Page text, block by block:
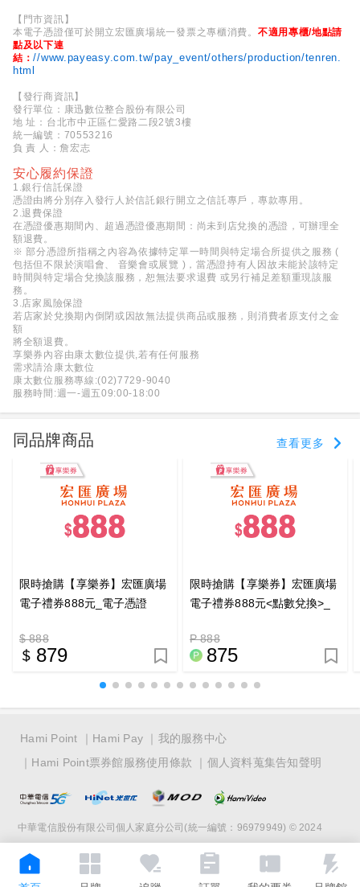
【門市資訊】
本電子憑證僅可於開立宏匯廣場統一發票之專櫃消費。 不適用專櫃/地點請
點及以下連
結：//www.payeasy.com.tw/pay_event/others/production/tenren.
html
【發行商資訊】
發行單位：康迅數位整合股份有限公司
地 址：台北市中正區仁愛路二段2號3樓
統一編號：70553216
負 責 人：詹宏志
安心履約保證
1.銀行信託保證
憑證由將分別存入發行人於信託銀行開立之信託專戶，專款專用。
2.退費保證
在憑證優惠期間內、超過憑證優惠期間：尚未到店兌換的憑證，可辦理全
額退費。
※ 部分憑證所指稱之內容為依據特定單一時間與特定場合所提供之服務 (
包括但不限於演唱會、 音樂會或展覽 )，當憑證持有人因故未能於該特定
時間與特定場合兌換該服務，恕無法要求退費 或另行補足差額重現該服
務。
3.店家風險保證
若店家於兌換期內倒閉或因故無法提供商品或服務，則消費者原支付之金
額
將全額退費。
享樂券內容由康太數位提供,若有任何服務
需求請洽康太數位
康太數位服務專線:(02)7729-9040
服務時間:週一-週五09:00-18:00
同品牌商品 查看更多
限時搶購【享樂券】宏匯廣場
電子禮券888元_電子憑證
$ 888
879
限時搶購【享樂券】宏匯廣場
電子禮券888元<點數兌換>_
P 888
875
Hami Point Hami Pay
我的服務中心
Hami Point票券館服務使用條款
個人資料蒐集告知聲明
中華電信股份有限公司個人家庭分公司(統一編號：96979949) © 2024